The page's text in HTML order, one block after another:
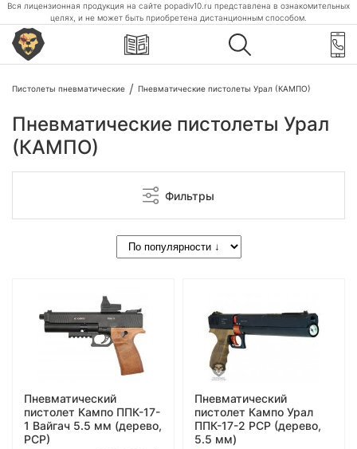
Вся лицензионная продукция на сайте popadiv10.ru представлена в ознакомительных
целях, и не может быть приобретена дистанционным способом.
Пистолеты пневматические Пневматические пистолеты Урал (КАМПО)
Пневматические пистолеты Урал
(КАМПО)
Фильтры
Пневматический
пистолет Кампо ППК-17-
1 Вайгач 5.5 мм (дерево,
РСР)
Пневматический
пистолет Кампо Урал
ППК-17-2 PCP (дерево,
5.5 мм)